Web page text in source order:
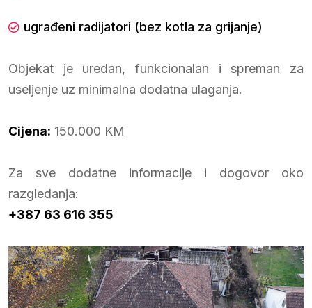
ugrađeni radijatori (bez kotla za grijanje)
Objekat je uredan, funkcionalan i spreman za
useljenje uz minimalna dodatna ulaganja.
Cijena: 150.000 KM
Za sve dodatne informacije i dogovor oko
razgledanja:
+387 63 616 355